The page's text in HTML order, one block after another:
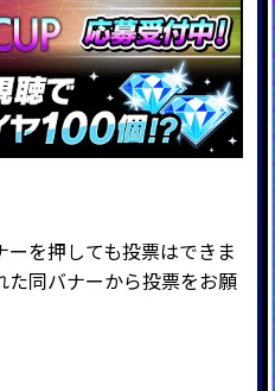
を押しても投票はできま
同バナーから投票をお願